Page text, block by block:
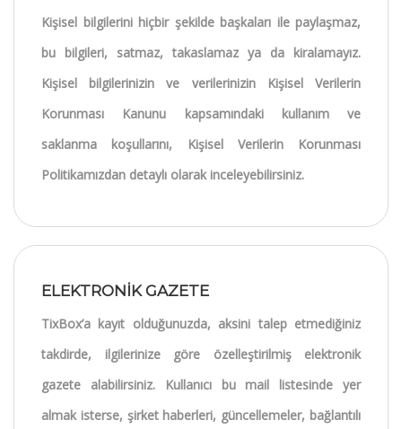
Kişisel bilgilerini hiçbir şekilde başkaları ile paylaşmaz,
bu bilgileri, satmaz, takaslamaz ya da kiralamayız.
Kişisel bilgilerinizin ve verilerinizin Kişisel Verilerin
Korunması Kanunu kapsamındaki kullanım ve
saklanma koşullarını, Kişisel Verilerin Korunması
Politikamızdan detaylı olarak inceleyebilirsiniz.
ELEKTRONİK GAZETE
TixBox’a kayıt olduğunuzda, aksini talep etmediğiniz
takdirde, ilgilerinize göre özelleştirilmiş elektronik
gazete alabilirsiniz. Kullanıcı bu mail listesinde yer
almak isterse, şirket haberleri, güncellemeler, bağlantılı